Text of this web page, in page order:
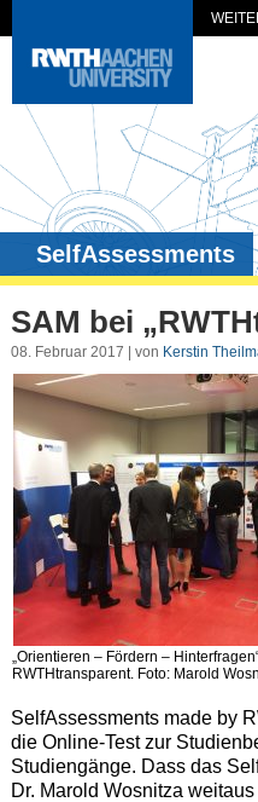
SelfAssessments
SAM bei
08. Februar 2017 | von Kerstin
„Orientieren – Fördern –
RWTHtransparent. Foto: Marold
SelfAssessments made by
die Online-Test zur
Studiengänge. Dass das
Dr. Marold Wosnitza